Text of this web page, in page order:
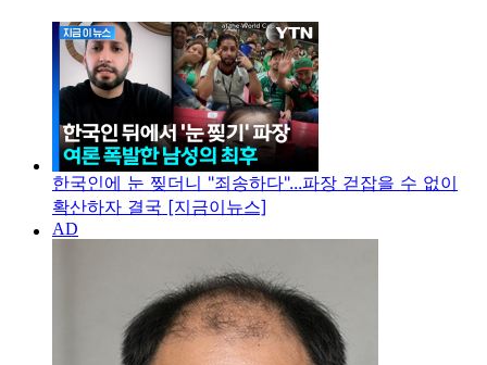
한국인에 눈 찢더니 "죄송하다"...파장 걷잡을 수 없이
확산하자 결국 [지금이뉴스]